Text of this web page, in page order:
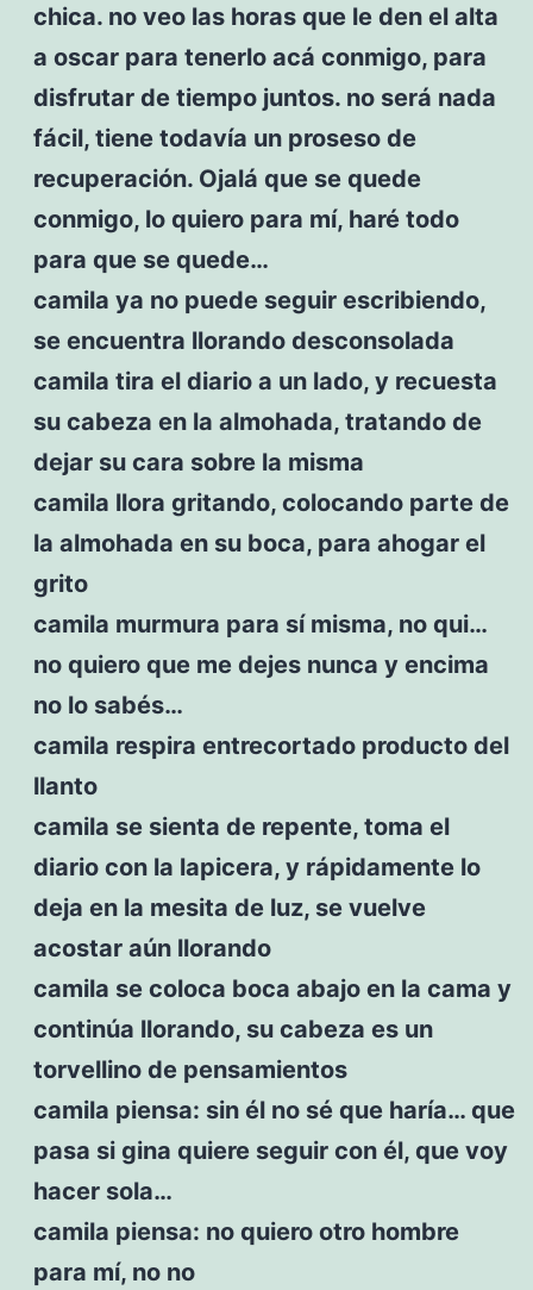
chica. no veo las horas que le den el alta
a oscar para tenerlo acá conmigo, para
disfrutar de tiempo juntos. no será nada
fácil, tiene todavía un proseso de
recuperación. Ojalá que se quede
conmigo, lo quiero para mí, haré todo
para que se quede…
camila ya no puede seguir escribiendo,
se encuentra llorando desconsolada
camila tira el diario a un lado, y recuesta
su cabeza en la almohada, tratando de
dejar su cara sobre la misma
camila llora gritando, colocando parte de
la almohada en su boca, para ahogar el
grito
camila murmura para sí misma, no qui…
no quiero que me dejes nunca y encima
no lo sabés…
camila respira entrecortado producto del
llanto
camila se sienta de repente, toma el
diario con la lapicera, y rápidamente lo
deja en la mesita de luz, se vuelve
acostar aún llorando
camila se coloca boca abajo en la cama y
continúa llorando, su cabeza es un
torvellino de pensamientos
camila piensa: sin él no sé que haría… que
pasa si gina quiere seguir con él, que voy
hacer sola…
camila piensa: no quiero otro hombre
para mí, no no